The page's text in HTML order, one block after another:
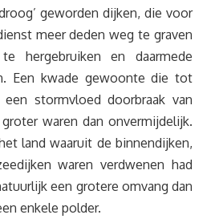
geworden dijken, die voor
meer deden weg te graven
hergebruiken en daarmede
Een kwade gewoonte die tot
stormvloed doorbraak van
waren dan onvermijdelijk.
land waaruit de binnendijken,
waren verdwenen had
een grotere omvang dan
enkele polder.